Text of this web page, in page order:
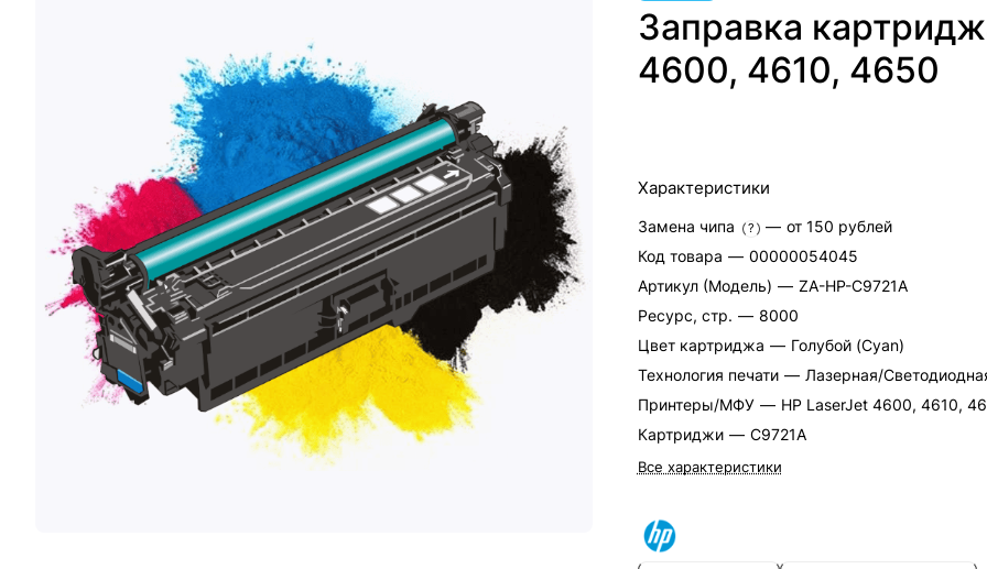
Заправка
4600, 4610, 4650
Характеристики
Замена чипа ? — от 150 рублей
Код товара — 00000054045
Артикул (Модель) — ZA-HP-C9721A
Ресурс, стр. — 8000
Цвет картриджа — Голубой (Cyan)
Технология печати — Лазерная/
Принтеры/МФУ — HP LaserJet 4600, 4610,
Картриджи — C9721A
Все характеристики